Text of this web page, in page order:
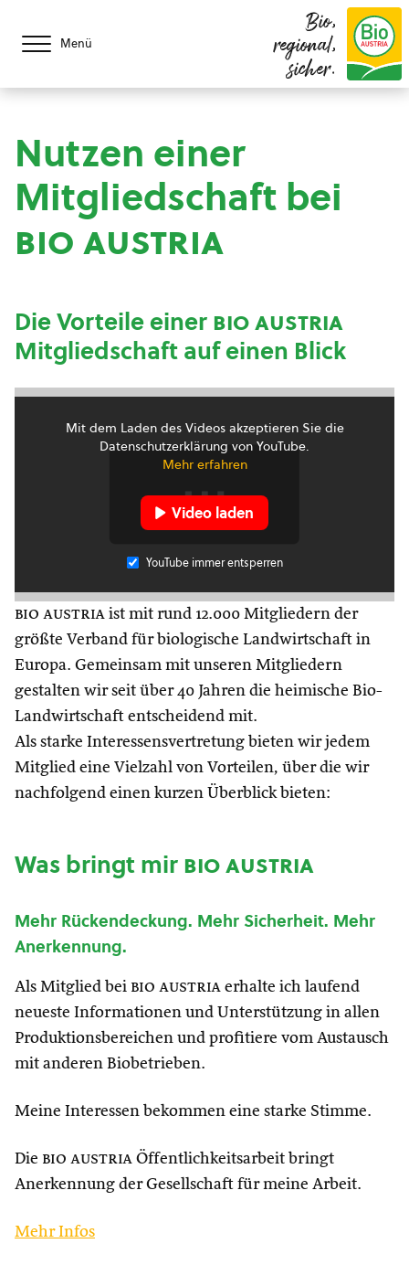
Menü
Bio,
regional,
sicher.
Nutzen einer
Mitgliedschaft bei
bio austria
Die Vorteile einerbio austria
Mitgliedschaft auf einen Blick
Mit dem Laden des Videos akzeptieren Sie die
Datenschutzerklärung von YouTube.
Mehr erfahren
Video laden
YouTube immer entsperren
bio austria ist mit rund 12.000 Mitgliedern der
größte Verband für biologische Landwirtschaft in
Europa. Gemeinsam mit unseren Mitgliedern
gestalten wir seit über 40 Jahren die heimische Bio-
Landwirtschaft entscheidend mit.
Als starke Interessensvertretung bieten wir jedem
Mitglied eine Vielzahl von Vorteilen, über die wir
nachfolgend einen kurzen Überblick bieten:
Was bringt mirbio austria
Mehr Rückendeckung. Mehr Sicherheit. Mehr
Anerkennung.
Als Mitglied bei bio austria erhalte ich laufend
neueste Informationen und Unterstützung in allen
Produktionsbereichen und profitiere vom Austausch
mit anderen Biobetrieben.
Meine Interessen bekommen eine starke Stimme.
Die bio austria Öffentlichkeitsarbeit bringt
Anerkennung der Gesellschaft für meine Arbeit.
Mehr Infos